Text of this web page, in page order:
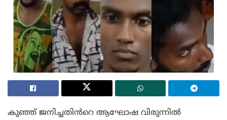
കുഞ്ഞ് ജനിച്ചതിൻറെ ആഘോഷ വിരുന്നിൽ